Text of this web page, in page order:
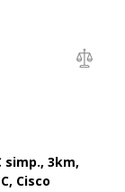
simp., 3km,
Cisco